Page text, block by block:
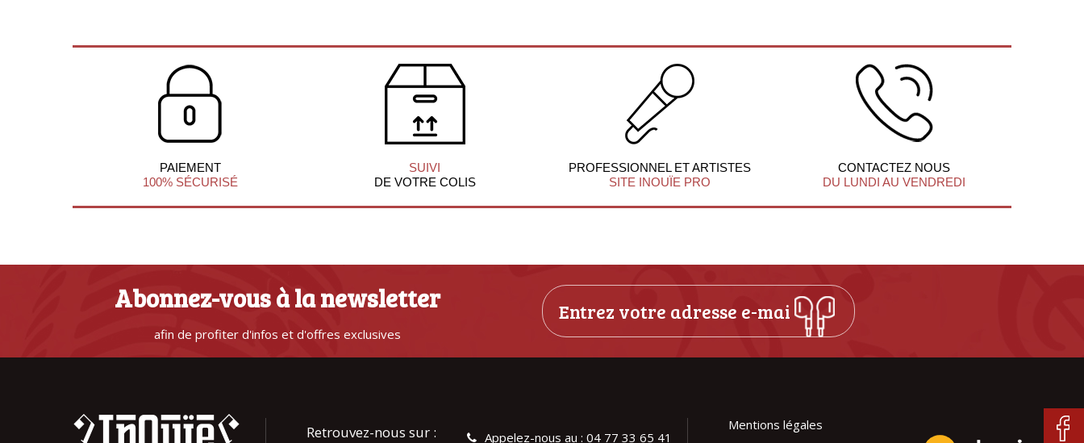
PAIEMENT
100% SÉCURISÉ
SUIVI
DE VOTRE COLIS
PROFESSIONNEL ET ARTISTES
SITE INOUÏE PRO
CONTACTEZ NOUS
DU LUNDI AU VENDREDI
Abonnez-vous à la newsletter
afin de profiter d'infos et d'offres exclusives
Retrouvez-nous sur : Appelez-nous au : 04 77 33 65 41
Mentions légales